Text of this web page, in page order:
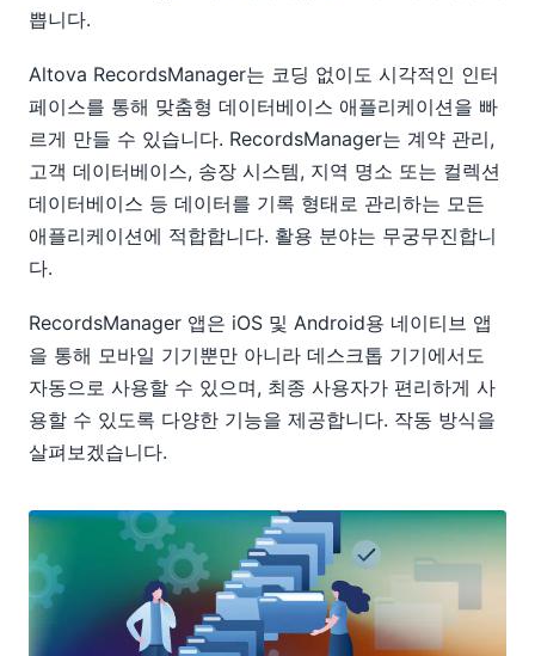
쁩니다.
Altova RecordsManager는 코딩 없이도 시각적인 인터
페이스를 통해 맞춤형 데이터베이스 애플리케이션을 빠
르게 만들 수 있습니다. RecordsManager는 계약 관리,
고객 데이터베이스, 송장 시스템, 지역 명소 또는 컬렉션
데이터베이스 등 데이터를 기록 형태로 관리하는 모든
애플리케이션에 적합합니다. 활용 분야는 무궁무진합니
다.
RecordsManager 앱은 iOS 및 Android용 네이티브 앱
을 통해 모바일 기기뿐만 아니라 데스크톱 기기에서도
자동으로 사용할 수 있으며, 최종 사용자가 편리하게 사
용할 수 있도록 다양한 기능을 제공합니다. 작동 방식을
살펴보겠습니다.